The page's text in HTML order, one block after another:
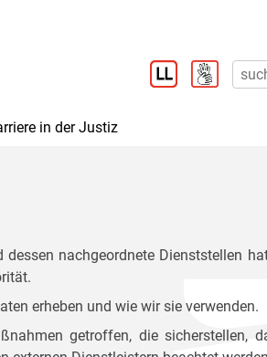
in der Justiz
nachgeordnete Dienststellen
erheben und wie wir sie verwenden.
getroffen, die sicherstellen,